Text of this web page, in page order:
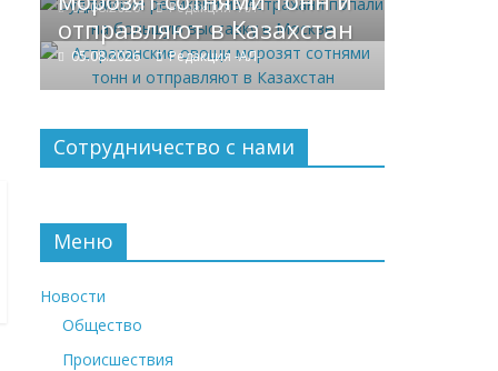
05.08.2026 Редакция -АЛ-
отправляют в Казахстан
05.08.2026 Редакция -АЛ-
Сотрудничество с нами
Меню
Новости
Общество
Происшествия